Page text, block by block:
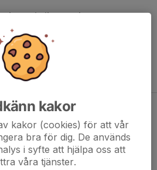
sparad
på respektive match visas statistiken
på denna sida
kakor
kakor (cookies) för att vår
bra för dig. De används
i syfte att hjälpa oss att
våra tjänster.